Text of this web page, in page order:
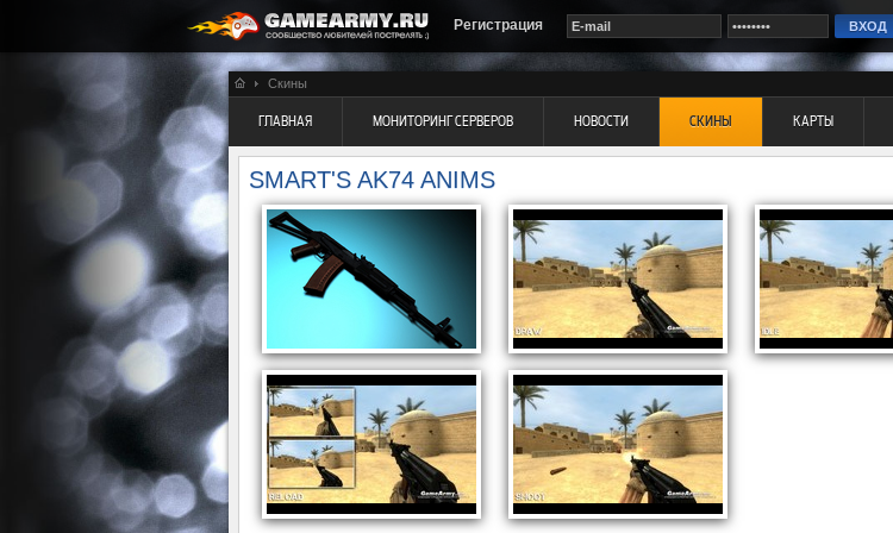
Регистрация
Скины
ГЛАВНАЯ МОНИТОРИНГ СЕРВЕРОВ НОВОСТИ СКИНЫ КАРТЫ
SMART'S AK74 ANIMS